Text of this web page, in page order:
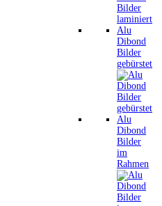
Alu
Dibond
Bilder
gebürstet
Alu
Dibond
Bilder
im
Rahmen